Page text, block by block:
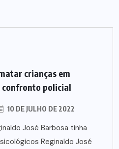
crianças em
confronto policial
10 DE JULHO DE 2022
José Barbosa tinha
Reginaldo José